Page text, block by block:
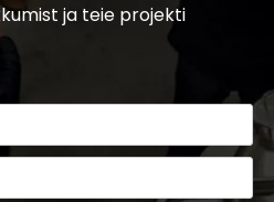
ja teie projekti